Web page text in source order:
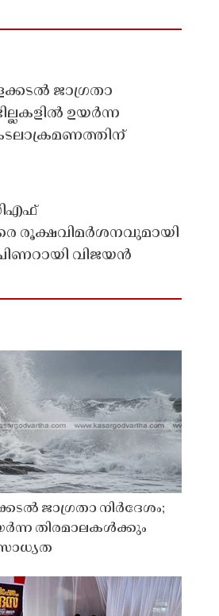
ജാഗ്രതാ
ഉയർന്ന
രൂക്ഷവിമർശനവുമായി
വിജയൻ
ജാഗ്രതാ നിർദേശം;
തിരമാലകൾക്കും